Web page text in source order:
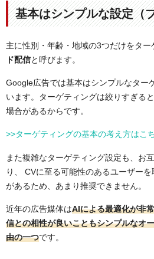
基本はシンプルな設定（
主に性別・年齢・地域の3つだけをタ
ド配信と呼びます。
Google広告では基本はシンプルなター
います。ターゲティングは絞りすぎる
場合があるからです。
>>ターゲティングの基本の考え方はこ
また複雑なターゲティング設定も、お
り、 CVに至る可能性のあるユーザー
があるため、あまり推奨できません。
近年の広告媒体はAIによる最適化が非
信との相性が良いこともシンプルなオ
由の一つです。